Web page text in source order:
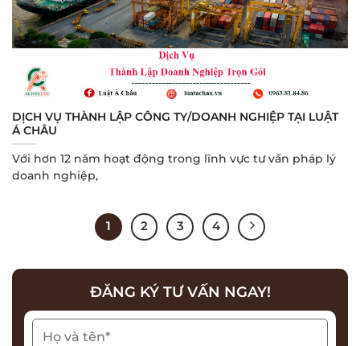
DỊCH VỤ THÀNH LẬP CÔNG TY/DOANH NGHIỆP TẠI LUẬT
Á CHÂU
Với hơn 12 năm hoạt động trong lĩnh vực tư vấn pháp lý
doanh nghiệp,
1 2 3 4
ĐĂNG KÝ TƯ VẤN NGAY!